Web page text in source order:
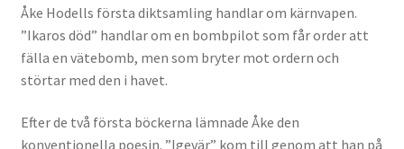
Åke Hodells första diktsamling handlar om kärnvapen.
”Ikaros död” handlar om en bombpilot som får order att
fälla en vätebomb, men som bryter mot ordern och
störtar med den i havet.
Efter de två första böckerna lämnade Åke den
konventionella poesin. ”Igevär” kom till genom att han på